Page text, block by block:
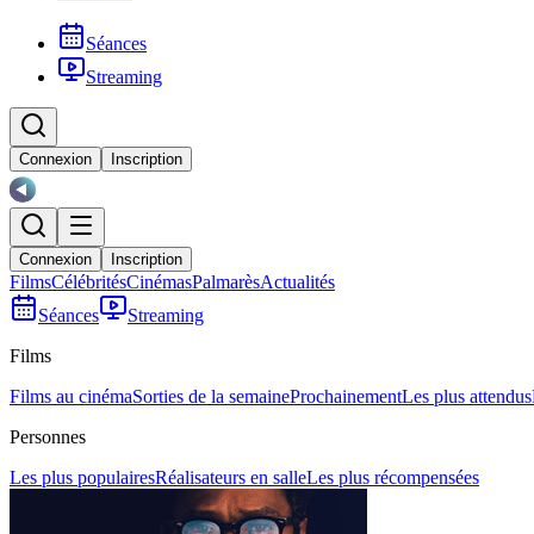
Séances
Streaming
Connexion Inscription
Connexion Inscription
FilmsCélébritésCinémasPalmarèsActualités
Séances
Streaming
Films
Films au cinémaSorties de la semaineProchainementLes plus attendus
Personnes
Les plus populairesRéalisateurs en salleLes plus récompensées